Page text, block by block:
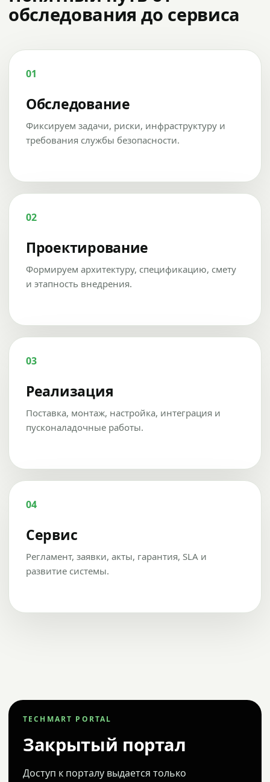
обследования до сервиса
01
Обследование
Фиксируем задачи, риски, инфраструктуру и
требования службы безопасности.
02
Проектирование
Формируем архитектуру, спецификацию, смету
и этапность внедрения.
03
Реализация
Поставка, монтаж, настройка, интеграция и
пусконаладочные работы.
04
Сервис
Регламент, заявки, акты, гарантия, SLA и
развитие системы.
TECHMART PORTAL
Закрытый портал
Доступ к порталу выдается только